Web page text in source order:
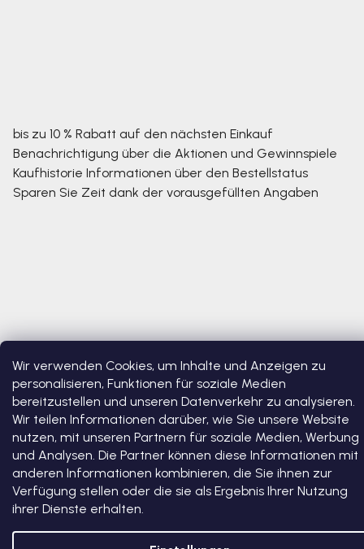
Wir verwenden Cookies, um Inhalte und Anzeigen zu
personalisieren, Funktionen für soziale Medien
bereitzustellen und unseren Datenverkehr zu analysieren.
Wir teilen Informationen darüber, wie Sie unsere Website
nutzen, mit unseren Partnern für soziale Medien, Werbung
und Analysen. Die Partner können diese Informationen mit
anderen Informationen kombinieren, die Sie ihnen zur
Verfügung stellen oder die sie als Ergebnis Ihrer Nutzung
ihrer Dienste erhalten.
bis zu 10 % Rabatt auf den nächsten Einkauf
Benachrichtigung über die Aktionen und Gewinnspiele
Kaufhistorie Informationen über den Bestellstatus
Sparen Sie Zeit dank der vorausgefüllten Angaben
Erstellt von Shoptet Premium
Copyright 2026Bosono. Alle Rechte vorbehalten. Cookie-
Einstellungen ändern